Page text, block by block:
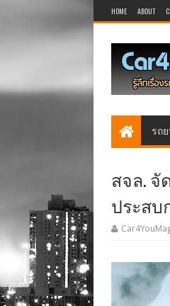
HOME ABOUT
รถ
สจล. จัด
ประส